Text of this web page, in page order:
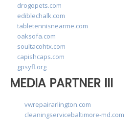
drogopets.com
ediblechalk.com
tabletennisnearme.com
oaksofa.com
soultacohtx.com
capishcaps.com
gpsyfl.org
MEDIA PARTNER III
vwrepairarlington.com
cleaningservicebaltimore-md.com